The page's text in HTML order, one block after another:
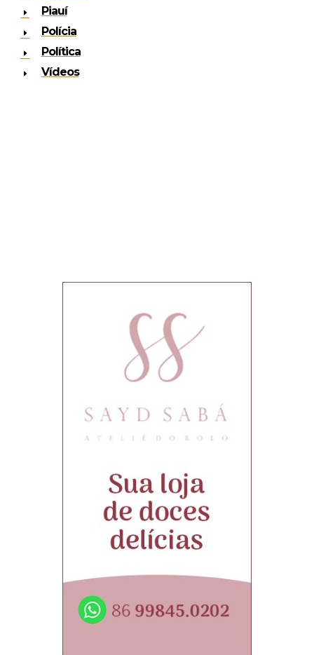
Piauí
Polícia
Política
Vídeos